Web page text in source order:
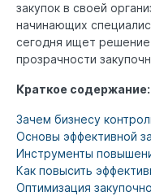
закупок в своей
начинающих
сегодня ищет
прозрачности
Краткое содержание:
Зачем бизнесу
Основы эффективной
Инструменты
Как повысить
Оптимизация